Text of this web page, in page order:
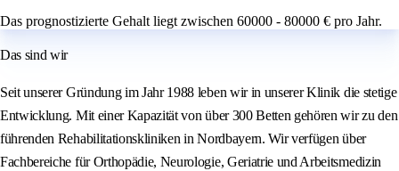
Das prognostizierte Gehalt liegt zwischen 60000 - 80000 € pro Jahr.
Das sind wir
Seit unserer Gründung im Jahr 1988 leben wir in unserer Klinik die stetige
Entwicklung. Mit einer Kapazität von über 300 Betten gehören wir zu den
führenden Rehabilitationskliniken in Nordbayern. Wir verfügen über
Fachbereiche für Orthopädie, Neurologie, Geriatrie und Arbeitsmedizin